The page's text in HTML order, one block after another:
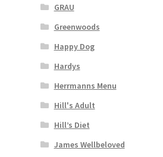
GRAU
Greenwoods
Happy Dog
Hardys
Herrmanns Menu
Hill's Adult
Hill’s Diet
James Wellbeloved